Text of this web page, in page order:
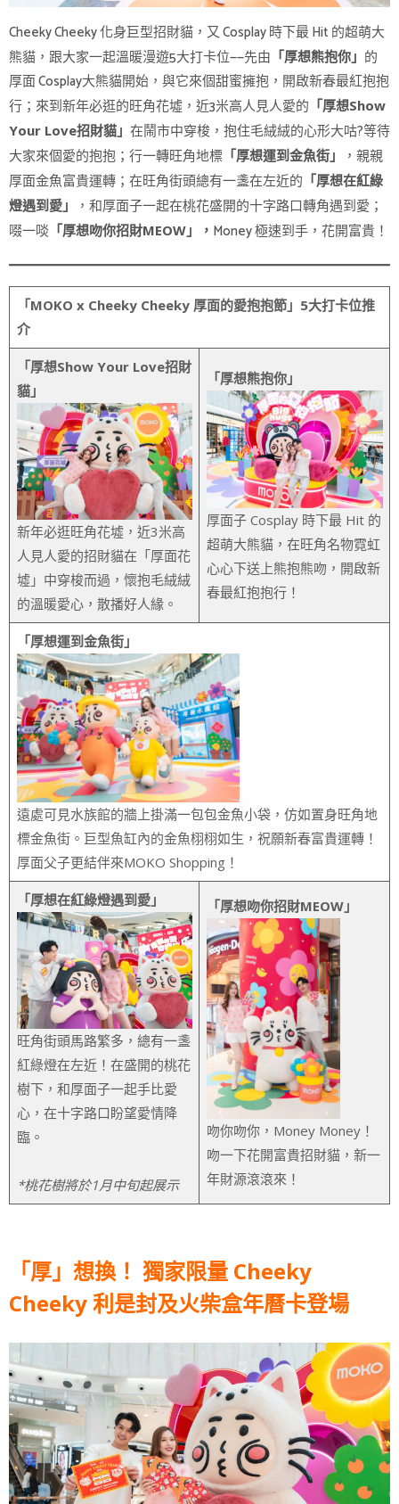
Cheeky Cheeky 化身巨型招財貓，又 Cosplay 時下最 Hit 的超萌大
熊貓，跟大家一起溫暖漫遊5大打卡位——先由 「厚想熊抱你」 的
厚面 Cosplay大熊貓開始，與它來個甜蜜擁抱，開啟新春最紅抱抱
行；來到新年必逛的旺角花墟，近3米高人見人愛的 「厚想Show
Your Love招財貓」 在鬧市中穿梭，抱住毛絨絨的心形大咕?等待
大家來個愛的抱抱；行一轉旺角地標 「厚想運到金魚街」
，親親
厚面金魚富貴運轉；在旺角街頭總有一盞在左近的 「厚想在紅綠
燈遇到愛」
，和厚面子一起在桃花盛開的十字路口轉角遇到愛；
啜一啖 「厚想吻你招財MEOW」， Money 極速到手，花開富貴！
「MOKO x Cheeky Cheeky 厚面的愛抱抱節」 5大打卡位推
介
「厚想Show Your Love招財
貓」
新年必逛旺角花墟，近3米高
人見人愛的招財貓在「厚面花
墟」中穿梭而過，懷抱毛絨絨
的溫暖愛心，散播好人緣。
「厚想熊抱你」
厚面子 Cosplay 時下最 Hit 的
超萌大熊貓，在旺角名物霓虹
心心下送上熊抱熊吻，開啟新
春最紅抱抱行！
「厚想運到金魚街」
遠處可見水族館的牆上掛滿一包包金魚小袋，仿如置身旺角地
標金魚街。巨型魚缸內的金魚栩栩如生，祝願新春富貴運轉！
厚面父子更結伴來MOKO Shopping！
「厚想在紅綠燈遇到愛」
旺角街頭馬路繁多，總有一盞
紅綠燈在左近！在盛開的桃花
樹下，和厚面子一起手比愛
心，在十字路口盼望愛情降
臨。
*桃花樹將於1月中旬起展示
「厚想吻你招財MEOW」
吻你吻你，Money Money！
吻一下花開富貴招財貓，新一
年財源滾滾來！
「厚」想換！ 獨家限量 Cheeky
Cheeky 利是封及火柴盒年曆卡登場